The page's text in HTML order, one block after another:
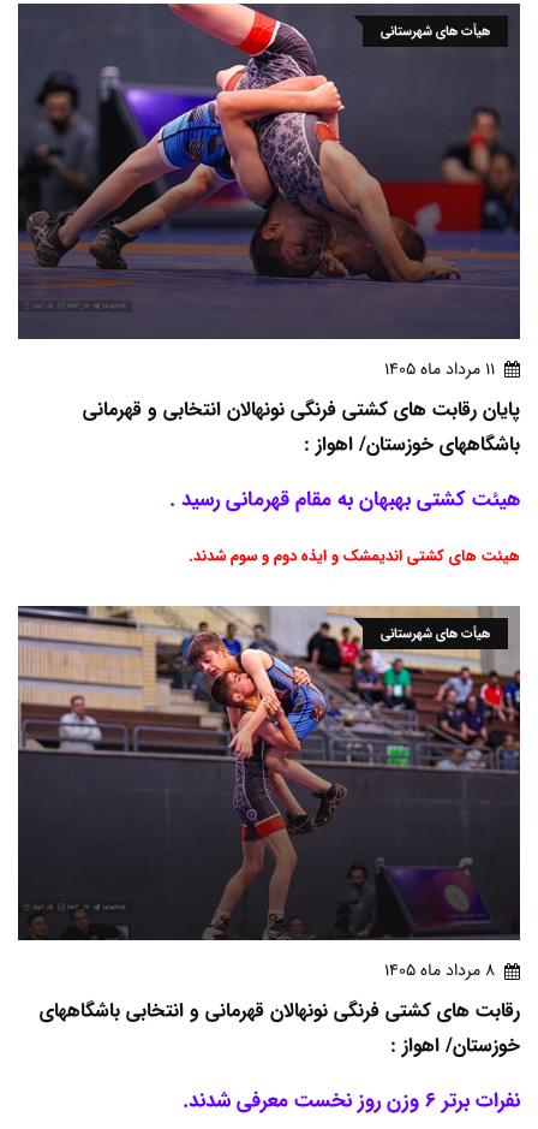
هیأت های شهرستانی
11 مرداد ماه 1405
پایان رقابت های کشتی فرنگی نونهالان انتخابی و قهرمانی
باشگاههای خوزستان/ اهواز :
هیئت کشتی بهبهان به مقام قهرمانی رسید .
هیئت های کشتی اندیمشک و ایذه دوم و سوم شدند.
هیأت های شهرستانی
8 مرداد ماه 1405
رقابت های کشتی فرنگی نونهالان قهرمانی و انتخابی باشگاههای
خوزستان/ اهواز :
نفرات برتر 6 وزن روز نخست معرفی شدند.